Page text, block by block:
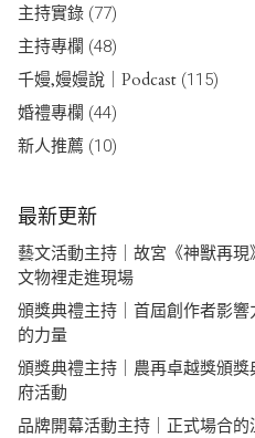
主持實錄 (77)
主持專欄 (48)
千嫚,嫚嫚說｜Podcast (115)
婚禮專欄 (44)
新人推薦 (10)
最新更新
藝文活動主持｜故宮《神獸再
文物裡走進現場
頒獎典禮主持｜首屆創作者影
的力量
頒獎典禮主持｜農再卓越獎頒
府活動
品牌開幕活動主持｜正式場合